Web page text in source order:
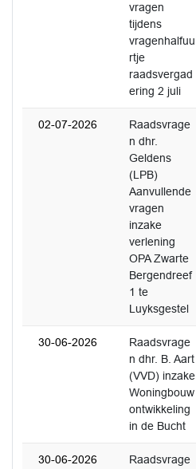
vragen
tijdens
vragenhalfuu
rtje
raadsvergad
ering 2 juli
02-07-2026
Raadsvrage
n dhr.
Geldens
(LPB)
Aanvullende
vragen
inzake
verlening
OPA Zwarte
Bergendreef
1 te
Luyksgestel
30-06-2026
Raadsvrage
n dhr. B. Aart
(VVD) inzake
Woningbouw
ontwikkeling
in de Bucht
30-06-2026
Raadsvrage